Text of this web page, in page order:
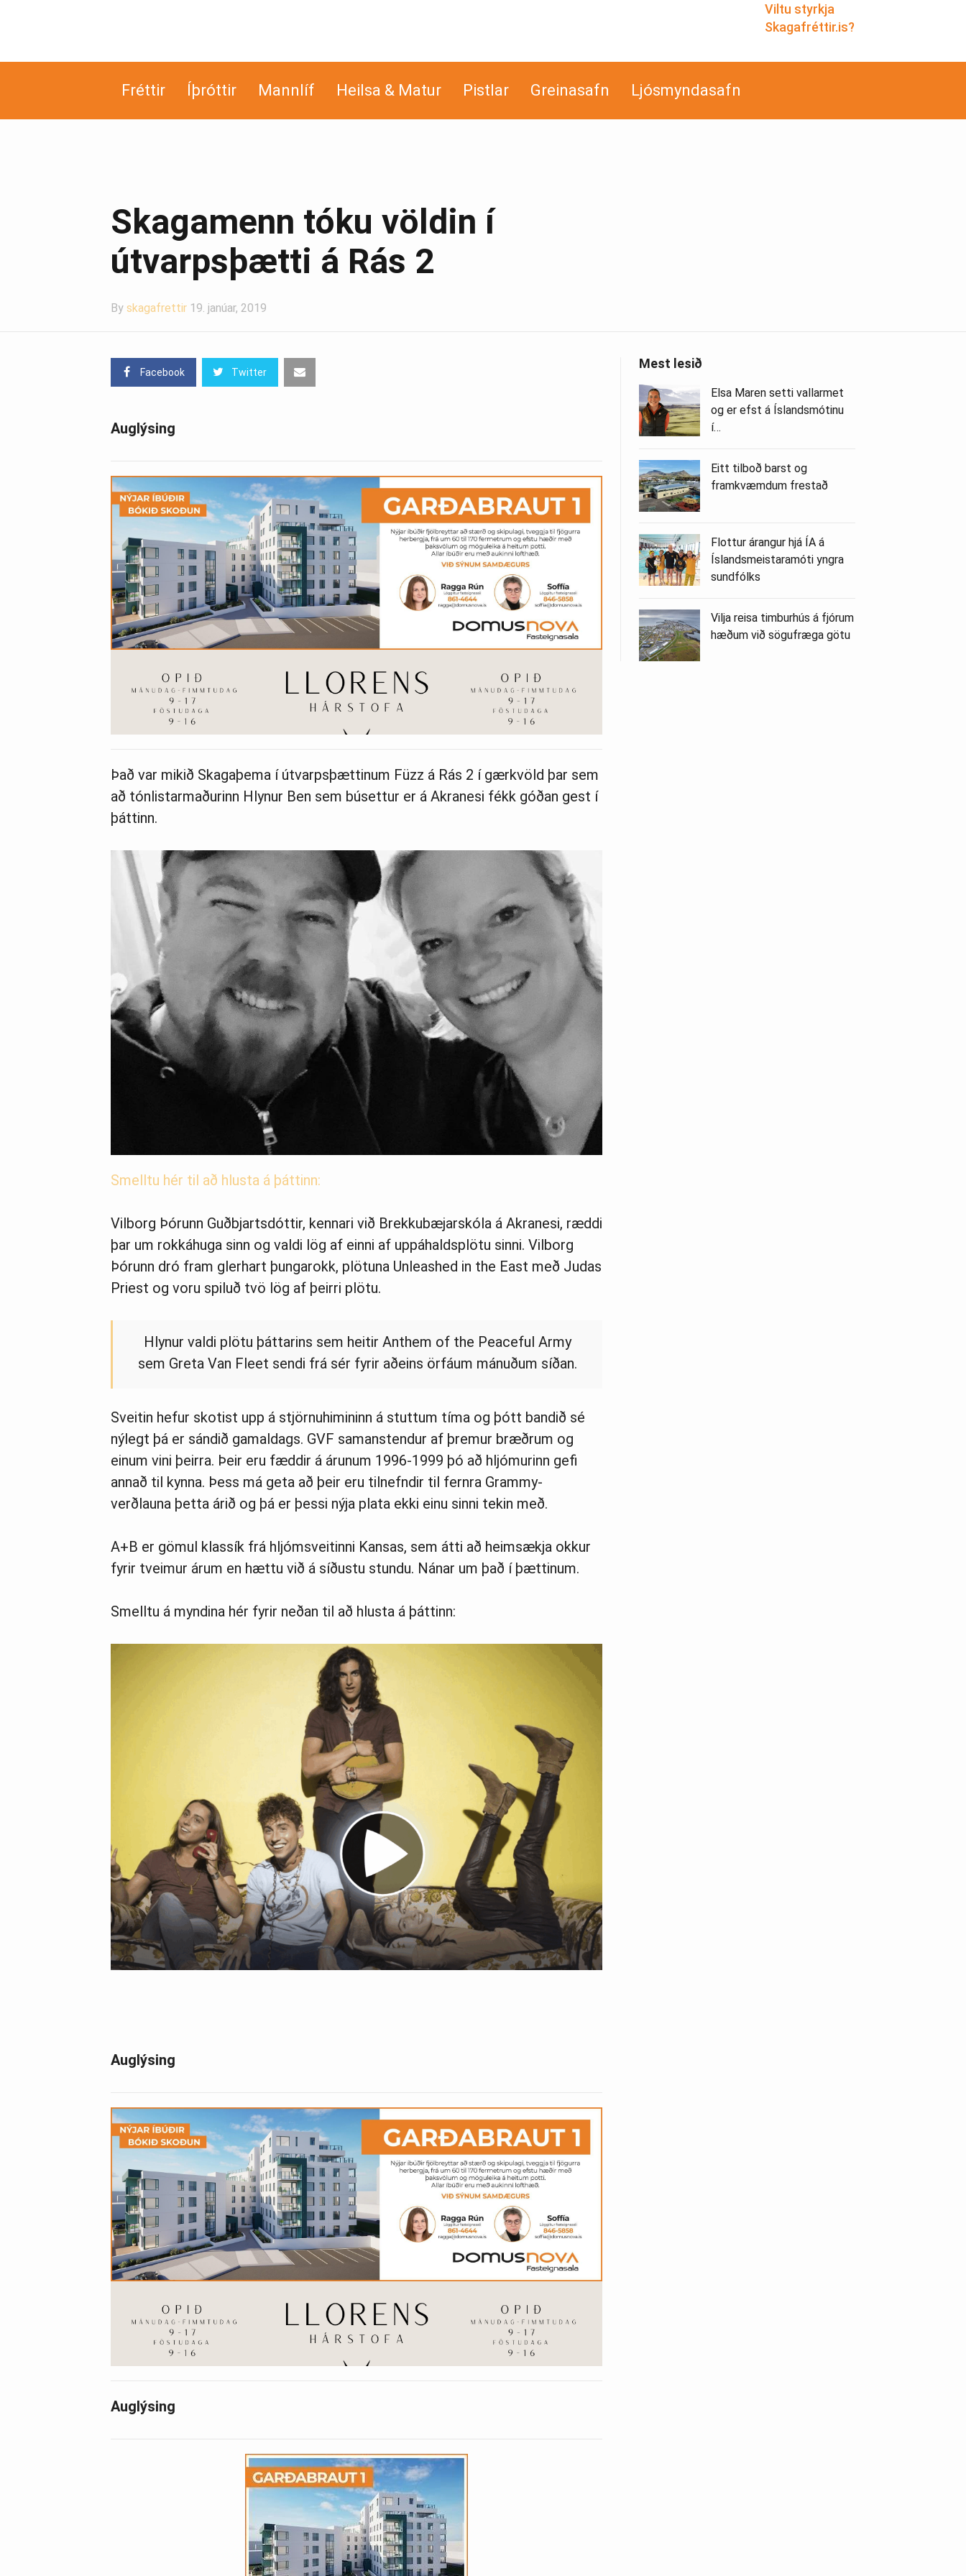
Viltu styrkja
Skagafréttir.is?
Fréttir Íþróttir Mannlíf Heilsa & Matur Pistlar Greinasafn Ljósmyndasafn
Skagamenn tóku völdin í
útvarpsþætti á Rás 2
By skagafrettir 19. janúar, 2019
Facebook Twitter
Auglýsing
Það var mikið Skagaþema í útvarpsþættinum Füzz á Rás 2 í gærkvöld þar sem
að tónlistarmaðurinn Hlynur Ben sem búsettur er á Akranesi fékk góðan gest í
þáttinn.
Smelltu hér til að hlusta á þáttinn:
Vilborg Þórunn Guðbjartsdóttir, kennari við Brekkubæjarskóla á Akranesi, ræddi
þar um rokkáhuga sinn og valdi lög af einni af uppáhaldsplötu sinni. Vilborg
Þórunn dró fram glerhart þungarokk, plötuna Unleashed in the East með Judas
Priest og voru spiluð tvö lög af þeirri plötu.
Hlynur valdi plötu þáttarins sem heitir Anthem of the Peaceful Army
sem Greta Van Fleet sendi frá sér fyrir aðeins örfáum mánuðum síðan.
Sveitin hefur skotist upp á stjörnuhimininn á stuttum tíma og þótt bandið sé
nýlegt þá er sándið gamaldags. GVF samanstendur af þremur bræðrum og
einum vini þeirra. Þeir eru fæddir á árunum 1996-1999 þó að hljómurinn gefi
annað til kynna. Þess má geta að þeir eru tilnefndir til fernra Grammy-
verðlauna þetta árið og þá er þessi nýja plata ekki einu sinni tekin með.
A+B er gömul klassík frá hljómsveitinni Kansas, sem átti að heimsækja okkur
fyrir tveimur árum en hættu við á síðustu stundu. Nánar um það í þættinum.
Smelltu á myndina hér fyrir neðan til að hlusta á þáttinn:
Auglýsing
Auglýsing
Mest lesið
Elsa Maren setti vallarmet
og er efst á Íslandsmótinu
í…
Eitt tilboð barst og
framkvæmdum frestað
Flottur árangur hjá ÍA á
Íslandsmeistaramóti yngra
sundfólks
Vilja reisa timburhús á fjórum
hæðum við sögufræga götu